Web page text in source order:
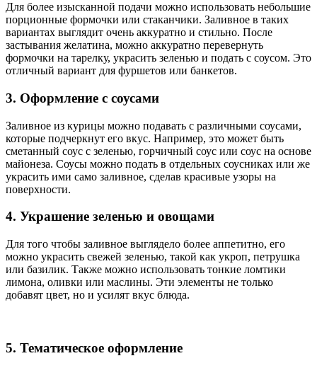
Для более изысканной подачи можно использовать небольшие
порционные формочки или стаканчики. Заливное в таких
вариантах выглядит очень аккуратно и стильно. После
застывания желатина, можно аккуратно перевернуть
формочки на тарелку, украсить зеленью и подать с соусом. Это
отличный вариант для фуршетов или банкетов.
3. Оформление с соусами
Заливное из курицы можно подавать с различными соусами,
которые подчеркнут его вкус. Например, это может быть
сметанный соус с зеленью, горчичный соус или соус на основе
майонеза. Соусы можно подать в отдельных соусниках или же
украсить ими само заливное, сделав красивые узоры на
поверхности.
4. Украшение зеленью и овощами
Для того чтобы заливное выглядело более аппетитно, его
можно украсить свежей зеленью, такой как укроп, петрушка
или базилик. Также можно использовать тонкие ломтики
лимона, оливки или маслины. Эти элементы не только
добавят цвет, но и усилят вкус блюда.
5. Тематическое оформление